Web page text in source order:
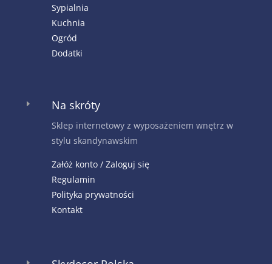
Sypialnia
Kuchnia
Ogród
Dodatki
E Na skróty
Sklep internetowy z wyposażeniem wnętrz w
stylu skandynawskim
Załóż konto / Zaloguj się
Regulamin
Polityka prywatności
Kontakt